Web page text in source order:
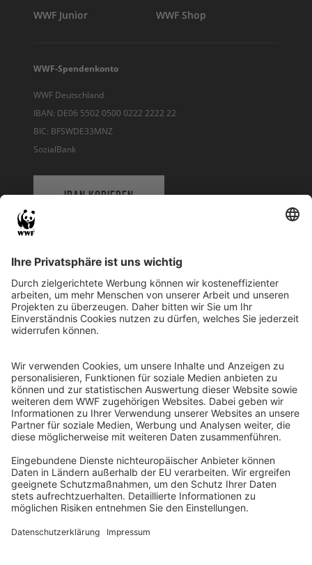
WWF Junior WWF Shop
WWF-Spendenkonto
WWF Deutschland
IBAN: DE06 5502 0500 0222 2222 22
BIC: BFSWDE33MNZ
SozialBank
IBAN KOPIEREN
WWF Deutschland
Reinhardtstr. 18
10117 Berlin
Ihre Spende kann steuerlich geltend gemacht werden
Registriert als Stiftung WWF Deutschland, Senatsverwaltung für
Justiz Berlin, Az: 3416/976/2
Umsatzsteuer-Identifikationsnummer: DE 114236103
Freistellungsbescheid: Als gemeinnützige Körperschaft befreit
von der Körperschaftssteuer gem. §5 I 9 KStg. unter der
Steuernummer 27/641/09321